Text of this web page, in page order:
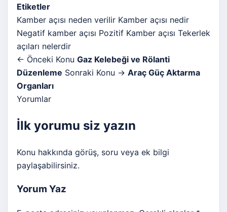
Etiketler
Kamber açısı neden verilir Kamber açısı nedir
Negatif kamber açısı Pozitif Kamber açısı Tekerlek
açıları nelerdir
← Önceki Konu Gaz Kelebeği ve Rölanti
Düzenleme Sonraki Konu → Araç Güç Aktarma
Organları
Yorumlar
İlk yorumu siz yazın
Konu hakkında görüş, soru veya ek bilgi
paylaşabilirsiniz.
Yorum Yaz